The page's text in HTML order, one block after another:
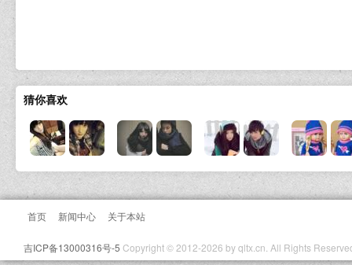
猜你喜欢
首页 新闻中心 关于本站
吉ICP备13000316号-5 Copyright © 2012-2026 by qltx.cn. All Rights